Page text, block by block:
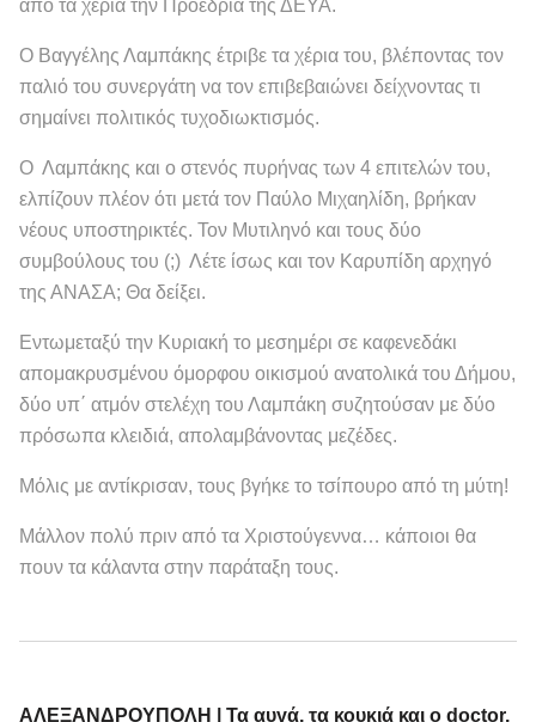
από τα χέρια την Προεδρία της ΔΕΥΑ.
Ο Βαγγέλης Λαμπάκης έτριβε τα χέρια του, βλέποντας τον
παλιό του συνεργάτη να τον επιβεβαιώνει δείχνοντας τι
σημαίνει πολιτικός τυχοδιωκτισμός.
Ο Λαμπάκης και ο στενός πυρήνας των 4 επιτελών του,
ελπίζουν πλέον ότι μετά τον Παύλο Μιχαηλίδη, βρήκαν
νέους υποστηρικτές. Τον Μυτιληνό και τους δύο
συμβούλους του (;) Λέτε ίσως και τον Καρυπίδη αρχηγό
της ΑΝΑΣΑ; Θα δείξει.
Εντωμεταξύ την Κυριακή το μεσημέρι σε καφενεδάκι
απομακρυσμένου όμορφου οικισμού ανατολικά του Δήμου,
δύο υπ΄ ατμόν στελέχη του Λαμπάκη συζητούσαν με δύο
πρόσωπα κλειδιά, απολαμβάνοντας μεζέδες.
Μόλις με αντίκρισαν, τους βγήκε το τσίπουρο από τη μύτη!
Μάλλον πολύ πριν από τα Χριστούγεννα… κάποιοι θα
πουν τα κάλαντα στην παράταξη τους.
ΑΛΕΞΑΝΔΡΟΥΠΟΛΗ | Τα αυγά, τα κουκιά και ο doctor.